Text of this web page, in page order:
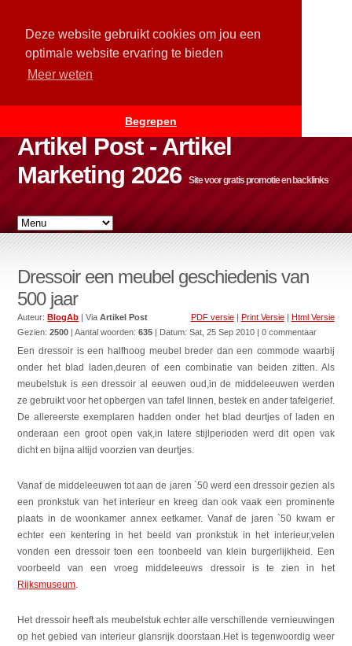
Deze website gebruikt cookies om jou een
optimale website ervaring te bieden
Meer weten
Begrepen
Artikel Post - Artikel
Marketing 2026
Site voor gratis promotie en backlinks
Dressoir een meubel geschiedenis van
500 jaar
PDF versie| Print Versie| Html Versie
Auteur:BlogAb | ViaArtikel Post
Gezien:2500 | Aantal woorden:635 | Datum:Sat, 25 Sep 2010 | 0 commentaar
Een dressoir is een halfhoog meubel breder dan een commode waarbij
onder het blad laden,deuren of een combinatie van beiden zitten. Als
meubelstuk is een dressoir al eeuwen oud,in de middeleeuwen werden
ze gebruikt voor het opbergen van tafel linnen, bestek en ander tafelgerief.
De allereerste exemplaren hadden onder het blad deurtjes of laden en
onderaan een groot open vak,in latere stijlperioden werd dit open vak
dicht en bijna altijd voorzien van deurtjes.
Vanaf de middeleeuwen tot aan de jaren `50 werd een dressoir gezien als
een pronkstuk van het interieur en kreeg dan ook vaak een prominente
plaats in de woonkamer annex eetkamer. Vanaf de jaren `50 kwam er
echter een kentering in het beeld van pronkstuk in het interieur,velen
vonden een dressoir toen een toonbeeld van klein burgerlijkheid. Een
voorbeeld van een vroeg middeleeuws dressoir is te zien in het
Rijksmuseum.
Het dressoir heeft als meubelstuk echter alle verschillende vernieuwingen
op het gebied van interieur glansrijk doorstaan.Het is tegenwoordig weer